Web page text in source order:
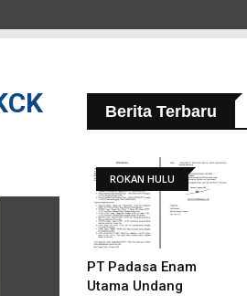
Data Tindak Lanjut
Berita Terbaru
ROKAN HULU
PT Padasa Enam
Utama Undang